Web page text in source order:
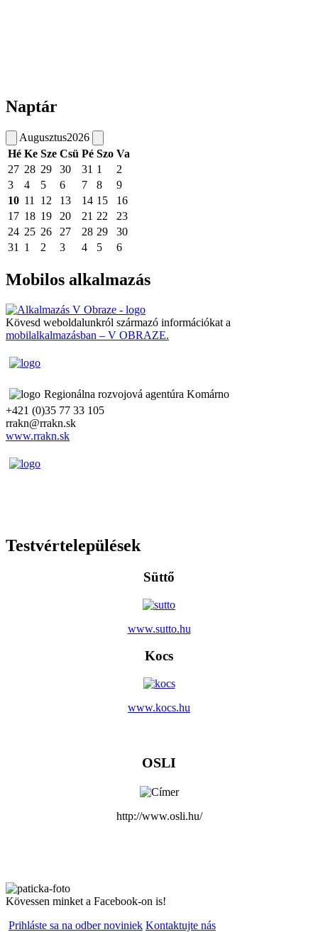
Naptár
Augusztus2026
Hé Ke Sze Csü Pé Szo Va
27 28 29 30 31 1
2
3
4 5 6 7 8
9
10 11 12 13 14 15
16
17 18 19 20 21 22
23
24 25 26 27 28 29
30
31
1 2 3 4 5 6
Mobilos alkalmazás
Kövesd weboldalunkról származó információkat a
mobilalkalmazásban – V OBRAZE.
Regionálna rozvojová agentúra Komárno
+421 (0)35 77 33 105
rrakn@rrakn.sk
www.rrakn.sk
Testvértelepülések
Süttő
www.sutto.hu
Kocs
www.kocs.hu
OSLI
http://www.osli.hu/
Kövessen minket a Facebook-on is!
Prihláste sa na odber noviniek Kontaktujte nás